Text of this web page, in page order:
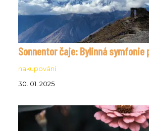
Sonnentor čaje: Bylinná symfonie
nakupování
30. 01. 2025